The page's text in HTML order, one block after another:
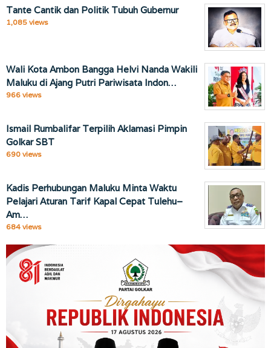
Tante Cantik dan Politik Tubuh Gubernur
1,085 views
Wali Kota Ambon Bangga Helvi Nanda Wakili
Maluku di Ajang Putri Pariwisata Indon…
966 views
Ismail Rumbalifar Terpilih Aklamasi Pimpin
Golkar SBT
690 views
Kadis Perhubungan Maluku Minta Waktu
Pelajari Aturan Tarif Kapal Cepat Tulehu–
Am…
684 views